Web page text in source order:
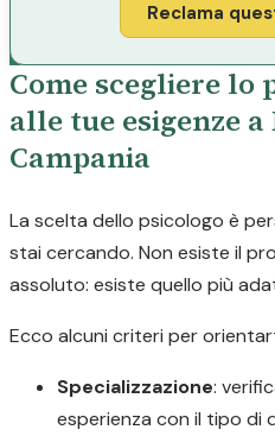
Reclama
Come scegliere lo
alle tue esigenze
Campania
La scelta dello psicologo è
stai cercando. Non esiste il
assoluto: esiste quello più
Ecco alcuni criteri per
Specializzazione:
esperienza con il tipo di